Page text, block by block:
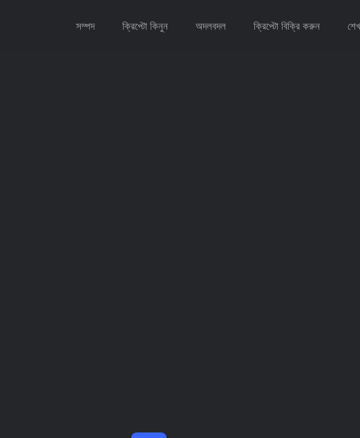
সম্পদ ক্রিপ্টো কিনুন অদলবদল ক্রিপ্টো বিক্রি করুন